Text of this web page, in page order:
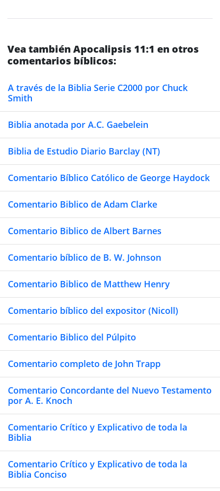
Vea también Apocalipsis 11:1 en otros
comentarios bíblicos:
A través de la Biblia Serie C2000 por Chuck
Smith
Biblia anotada por A.C. Gaebelein
Biblia de Estudio Diario Barclay (NT)
Comentario Bíblico Católico de George Haydock
Comentario Biblico de Adam Clarke
Comentario Biblico de Albert Barnes
Comentario bíblico de B. W. Johnson
Comentario Biblico de Matthew Henry
Comentario bíblico del expositor (Nicoll)
Comentario Biblico del Púlpito
Comentario completo de John Trapp
Comentario Concordante del Nuevo Testamento
por A. E. Knoch
Comentario Crítico y Explicativo de toda la
Biblia
Comentario Crítico y Explicativo de toda la
Biblia Conciso